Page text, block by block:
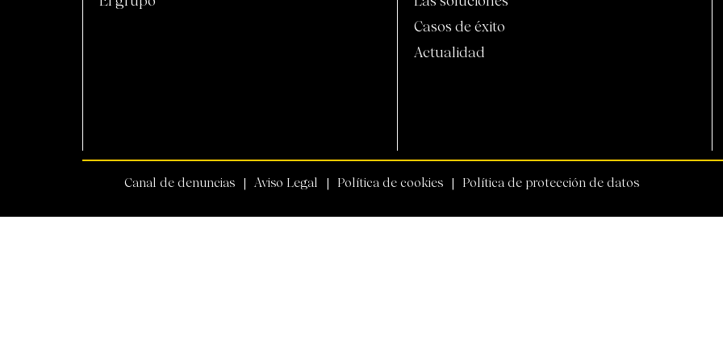
Casos de éxito
Actualidad
Política de protección de datos
Política de cookies
Aviso Legal
Canal de denuncias